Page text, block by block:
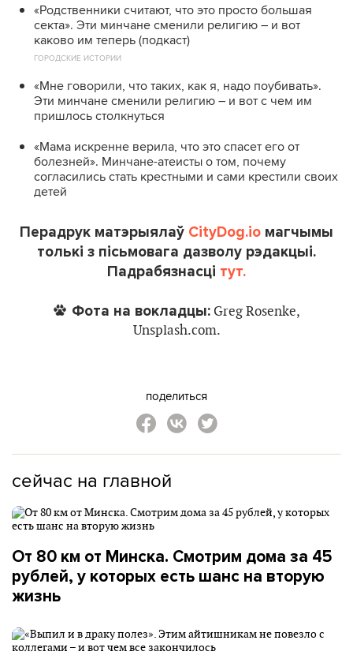
«Родственники считают, что это просто большая
секта». Эти минчане сменили религию – и вот
каково им теперь (подкаст)
ГОРОДСКИЕ ИСТОРИИ
«Мне говорили, что таких, как я, надо поубивать».
Эти минчане сменили религию – и вот с чем им
пришлось столкнуться
«Мама искренне верила, что это спасет его от
болезней». Минчане-атеисты о том, почему
согласились стать крестными и сами крестили своих
детей
Перадрук матэрыялаў CityDog.io магчымы
толькі з пісьмовага дазволу рэдакцыі.
Падрабязнасці тут.
Фота на вокладцы:Greg Rosenke,
Unsplash.com.
поделиться
сейчас на главной
От 80 км от Минска. Смотрим дома за 45
рублей, у которых есть шанс на вторую
жизнь